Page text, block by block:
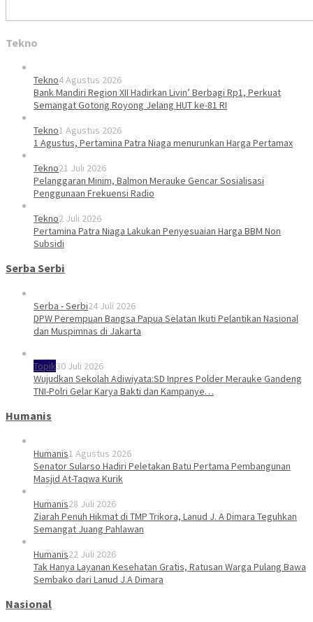
Tekno
Tekno4 Agustus 2026
Bank Mandiri Region XII Hadirkan Livin’ Berbagi Rp1, Perkuat
Semangat Gotong Royong Jelang HUT ke-81 RI
Tekno1 Agustus 2026
1 Agustus, Pertamina Patra Niaga menurunkan Harga Pertamax
Tekno21 Juli 2026
Pelanggaran Minim, Balmon Merauke Gencar Sosialisasi
Penggunaan Frekuensi Radio
Tekno2 Juli 2026
Pertamina Patra Niaga Lakukan Penyesuaian Harga BBM Non
Subsidi
Serba Serbi
Serba - Serbi24 Juli 2026
DPW Perempuan Bangsa Papua Selatan Ikuti Pelantikan Nasional
dan Muspimnas di Jakarta
Topik30 Juli 2026
Wujudkan Sekolah Adiwiyata:SD Inpres Polder Merauke Gandeng
TNI-Polri Gelar Karya Bakti dan Kampanye…
Humanis
Humanis1 Agustus 2026
Senator Sularso Hadiri Peletakan Batu Pertama Pembangunan
Masjid At-Taqwa Kurik
Humanis28 Juli 2026
Ziarah Penuh Hikmat di TMP Trikora, Lanud J. A Dimara Teguhkan
Semangat Juang Pahlawan
Humanis22 Juli 2026
Tak Hanya Layanan Kesehatan Gratis, Ratusan Warga Pulang Bawa
Sembako dari Lanud J.A Dimara
Nasional